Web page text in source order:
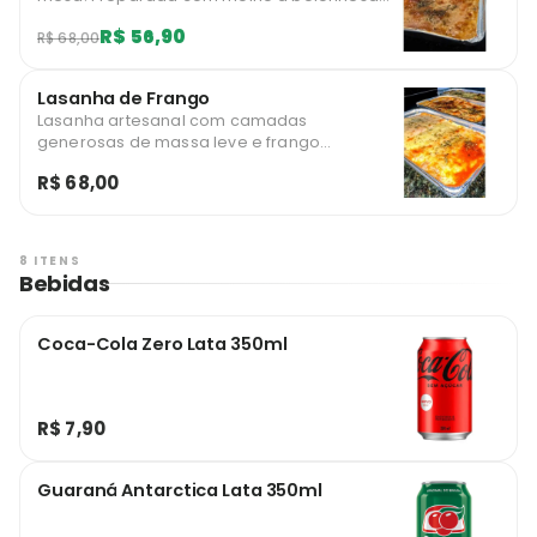
de massa delicada e finalizado com queijo
R$ 68,00R$ 56,90
Lasanha de Frango
Lasanha artesanal com camadas
generosas de massa leve e frango
molho branco aveludado e finalizados com
R$ 68,00
8 ITENS
Bebidas
Coca-Cola Zero Lata 350ml
R$ 7,90
Guaraná Antarctica Lata 350ml